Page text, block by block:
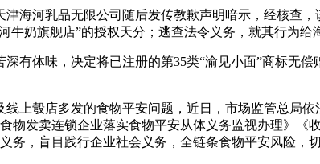
河乳品无限公司随后发传教歉声明暗示，经核查，
奶旗舰店”的授权天分；逃查法令义务，就其行为给
体味，决定将已注册的第35类“渝见小面”商标无偿
彀店多发的食物平安问题，近日，市场监管总局依
发卖连锁企业落实食物平安从体义务监视办理》《
，盲目践行企业社会义务，全链条食物平安风险，切